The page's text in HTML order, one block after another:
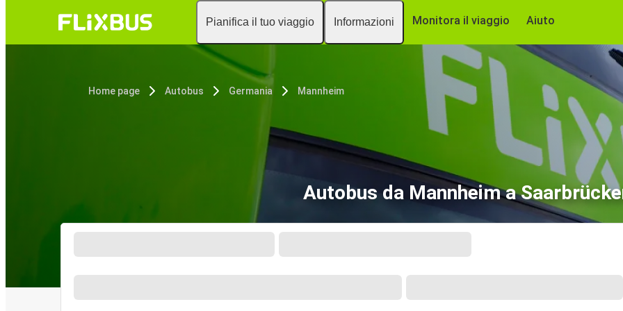
Pianifica il tuo viaggio Informazioni Monitora il viaggio Aiuto
Home page Autobus Germania Mannheim
Autobus da Mannheim a